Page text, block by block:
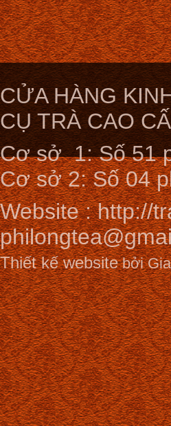
CỬA HÀNG
CỤ TRÀ CAO
Cơ sở 1: Số 51
Cơ sở 2: Số 04
Website :http://
Thiết kế websitebởi